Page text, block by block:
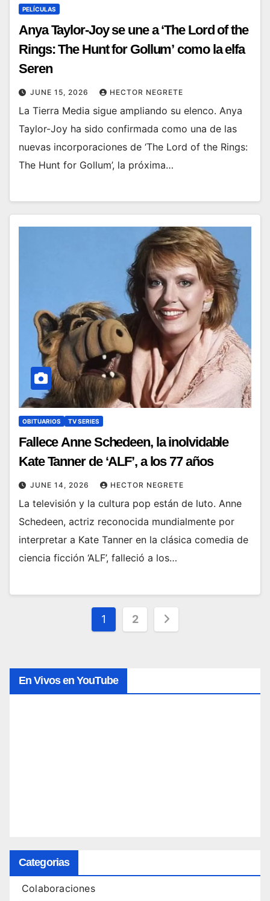
PELÍCULAS
Anya Taylor-Joy se une a ‘The Lord of the
Rings: The Hunt for Gollum’ como la elfa
Seren
JUNE 15, 2026 HECTOR NEGRETE
La Tierra Media sigue ampliando su elenco. Anya
Taylor-Joy ha sido confirmada como una de las
nuevas incorporaciones de ‘The Lord of the Rings:
The Hunt for Gollum’, la próxima…
OBITUARIOS TV SERIES
Fallece Anne Schedeen, la inolvidable
Kate Tanner de ‘ALF’, a los 77 años
JUNE 14, 2026 HECTOR NEGRETE
La televisión y la cultura pop están de luto. Anne
Schedeen, actriz reconocida mundialmente por
interpretar a Kate Tanner en la clásica comedia de
ciencia ficción ‘ALF’, falleció a los…
Posts
1 2
En Vivos en YouTube
Categorias
Colaboraciones